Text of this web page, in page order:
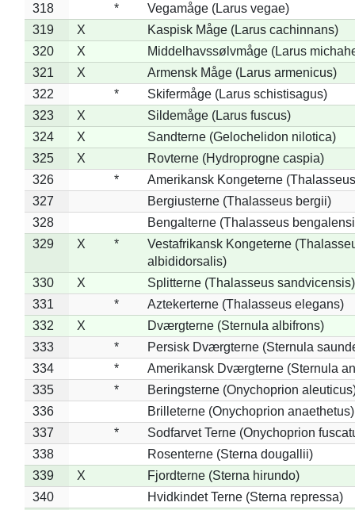
318
*
Vegamåge (Larus vegae)
319
X
Kaspisk Måge (Larus cachinnans)
320
X
Middelhavssølvmåge (Larus
321
X
Armensk Måge (Larus armenicus)
322
*
Skifermåge (Larus schistisagus)
323
X
Sildemåge (Larus fuscus)
324
X
Sandterne (Gelochelidon nilotica)
325
X
Rovterne (Hydroprogne caspia)
326
*
Amerikansk Kongeterne
327
Bergiusterne (Thalasseus bergii)
328
Bengalterne (Thalasseus
329
X *
Vestafrikansk Kongeterne
albididorsalis)
330
X
Splitterne (Thalasseus sandvicensis)
331
*
Aztekerterne (Thalasseus elegans)
332
X
Dværgterne (Sternula albifrons)
333
*
Persisk Dværgterne (Sternula
334
*
Amerikansk Dværgterne (Sternula
335
*
Beringsterne (Onychoprion
336
Brilleterne (Onychoprion anaethetus)
337
*
Sodfarvet Terne (Onychoprion
338
Rosenterne (Sterna dougallii)
339
X
Fjordterne (Sterna hirundo)
340
Hvidkindet Terne (Sterna repressa)